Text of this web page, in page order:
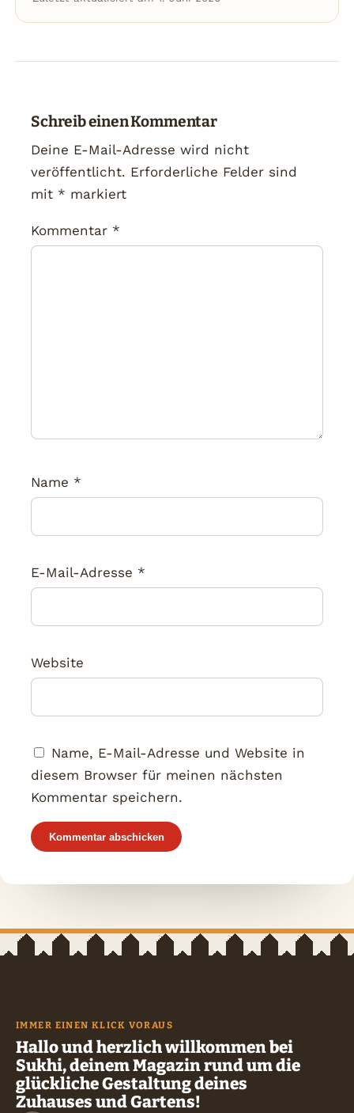
Schreib einen Kommentar
Deine E-Mail-Adresse wird nicht
veröffentlicht. Erforderliche Felder sind
mit * markiert
Kommentar *
Name *
E-Mail-Adresse *
Website
Name, E-Mail-Adresse und Website in
diesem Browser für meinen nächsten
Kommentar speichern.
IMMER EINEN KLICK VORAUS
Hallo und herzlich willkommen bei
Sukhi, deinem Magazin rund um die
glückliche Gestaltung deines
Zuhauses und Gartens!